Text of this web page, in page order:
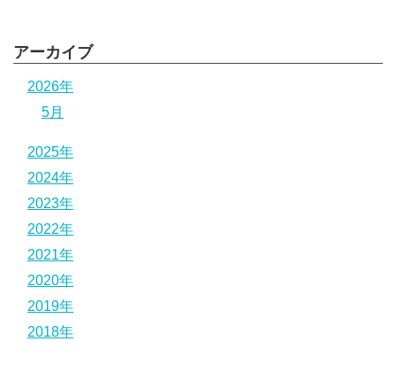
アーカイブ
2026年
5月
2025年
2024年
2023年
2022年
2021年
2020年
2019年
2018年